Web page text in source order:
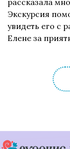
рассказала
Экскурсия
увидеть его с
Елене за